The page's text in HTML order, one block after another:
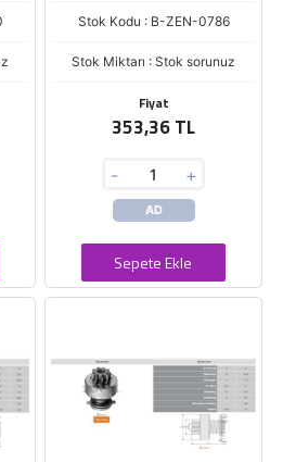
Stok Kodu : B-ZEN-0786
Stok Miktarı : Stok sorunuz
Fiyat
353,36 TL
- +
AD
Sepete Ekle